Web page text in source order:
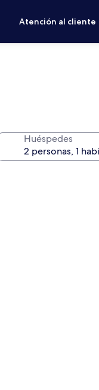
Atención al cliente
Huéspedes